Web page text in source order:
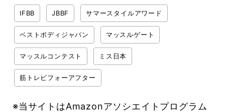
IFBB JBBF サマースタイルアワード
ベストボディジャパン マッスルゲート
マッスルコンテスト ミス日本
筋トレビフォーアフター
※当サイトはAmazonアソシエイトプログラム